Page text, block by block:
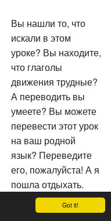
Got it!
Вы нашли то, что
искали в этом
уроке? Вы находите,
что глаголы
движения трудные?
А переводить вы
умеете? Вы можете
перевести этот урок
на ваш родной
язык? Переведите
его, пожалуйста! А я
пошла отдыхать.